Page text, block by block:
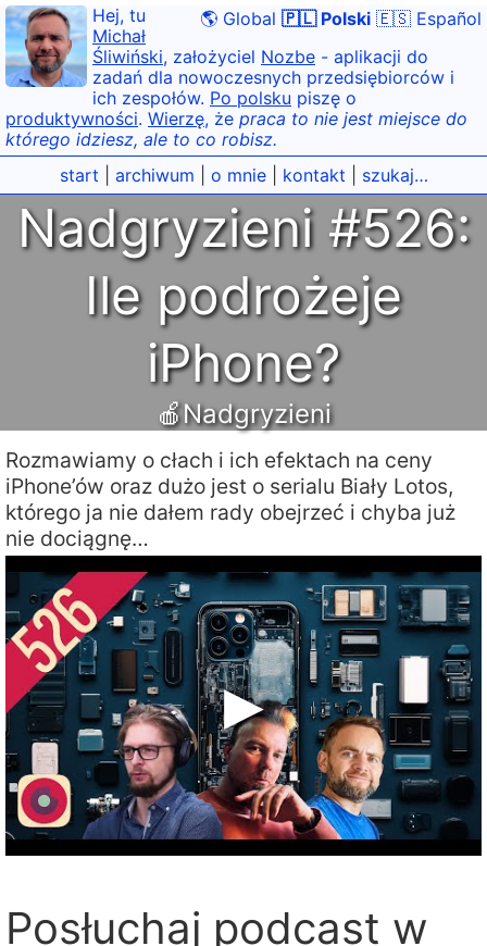
🌎 Global 🇵🇱 Polski 🇪🇸 Español
Hej, tu
Michał
Śliwiński, założyciel Nozbe - aplikacji do
zadań dla nowoczesnych przedsiębiorców i
ich zespołów. Po polsku piszę o
produktywności. Wierzę, że praca to nie jest miejsce do
którego idziesz, ale to co robisz.
start
archiwum o mnie| kontakt szukaj…
Nadgryzieni #526:
Ile podrożeje
iPhone?
🍎Nadgryzieni
Rozmawiamy o cłach i ich efektach na ceny
iPhone’ów oraz dużo jest o serialu Biały Lotos,
którego ja nie dałem rady obejrzeć i chyba już
nie dociągnę…
Posłuchaj podcast w